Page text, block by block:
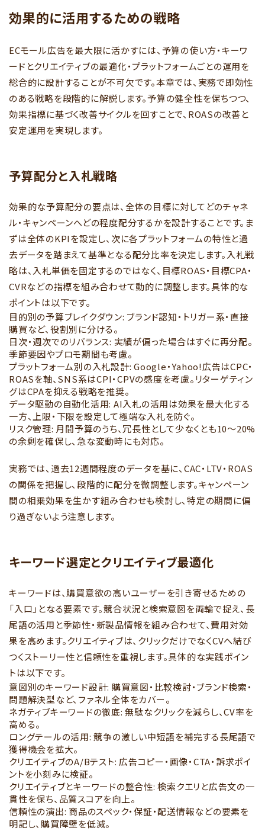
効果的に活用するための戦略
ECモール広告を最大限に活かすには、予算の使い方・キーワ
ードとクリエイティブの最適化・プラットフォームごとの運用を
総合的に設計することが不可欠です。本章では、実務で即効性
のある戦略を段階的に解説します。予算の健全性を保ちつつ、
効果指標に基づく改善サイクルを回すことで、ROASの改善と
安定運用を実現します。
予算配分と入札戦略
効果的な予算配分の要点は、全体の目標に対してどのチャネ
ル・キャンペーンへどの程度配分するかを設計することです。ま
ずは全体のKPIを設定し、次に各プラットフォームの特性と過
去データを踏まえて基準となる配分比率を決定します。入札戦
略は、入札単価を固定するのではなく、目標ROAS・目標CPA・
CVRなどの指標を組み合わせて動的に調整します。具体的な
ポイントは以下です。
目的別の予算ブレイクダウン: ブランド認知・トリガー系・直接
購買など、役割別に分ける。
日次・週次でのリバランス: 実績が偏った場合はすぐに再分配。
季節要因やプロモ期間も考慮。
プラットフォーム別の入札設計: Google・Yahoo!広告はCPC・
ROASを軸、SNS系はCPI・CPVの感度を考慮。リターゲティン
グはCPAを抑える戦略を推奨。
データ駆動の自動化活用: AI入札の活用は効果を最大化する
一方、上限・下限を設定して極端な入札を防ぐ。
リスク管理: 月間予算のうち、冗長性として少なくとも10〜20%
の余剰を確保し、急な変動時にも対応。
実務では、過去12週間程度のデータを基に、CAC・LTV・ROAS
の関係を把握し、段階的に配分を微調整します。キャンペーン
間の相乗効果を生かす組み合わせも検討し、特定の期間に偏
り過ぎないよう注意します。
キーワード選定とクリエイティブ最適化
キーワードは、購買意欲の高いユーザーを引き寄せるための
「入口」となる要素です。競合状況と検索意図を両輪で捉え、長
尾語の活用と季節性・新製品情報を組み合わせて、費用対効
果を高めます。クリエイティブは、クリックだけでなくCVへ結び
つくストーリー性と信頼性を重視します。具体的な実践ポイン
トは以下です。
意図別のキーワード設計: 購買意図・比較検討・ブランド検索・
問題解決型など、ファネル全体をカバー。
ネガティブキーワードの徹底: 無駄なクリックを減らし、CV率を
高める。
ロングテールの活用: 競争の激しい中短語を補完する長尾語で
獲得機会を拡大。
クリエイティブのA/Bテスト: 広告コピー・画像・CTA・訴求ポイ
ントを小刻みに検証。
クリエイティブとキーワードの整合性: 検索クエリと広告文の一
貫性を保ち、品質スコアを向上。
信頼性の演出: 商品のスペック・保証・配送情報などの要素を
明記し、購買障壁を低減。